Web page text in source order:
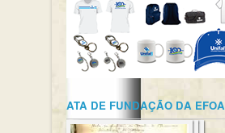
ATA DE FUNDAÇÃO DA EFOA